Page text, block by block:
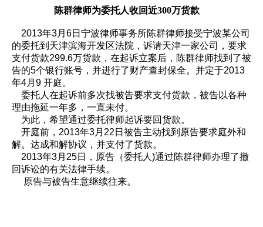
陈群律师为委托人收回近300万货款
2013年3月6日宁波律师事务所陈群律师接受宁波某公司
的委托到天津滨海开发区法院，诉请天津一家公司，要求
支付货款299.6万货款，在起诉立案后，陈群律师找到了被
告的5个银行账号，并进行了财产查封保全。并定于2013
年4月9 开庭。
委托人在起诉前多次找被告要求支付货款，被告以各种
理由拖延一年多，一直未付。
为此，希望通过委托律师起诉要回货款。
开庭前，2013年3月22日被告主动找到原告要求庭外和
解。达成和解协议，并支付了货款。
2013年3月25日，原告（委托人)通过陈群律师办理了撤
回诉讼的有关法律手续。
原告与被告生意继续往来。